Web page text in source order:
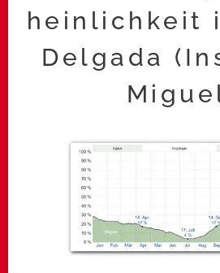
heinlichkeit
Delgada